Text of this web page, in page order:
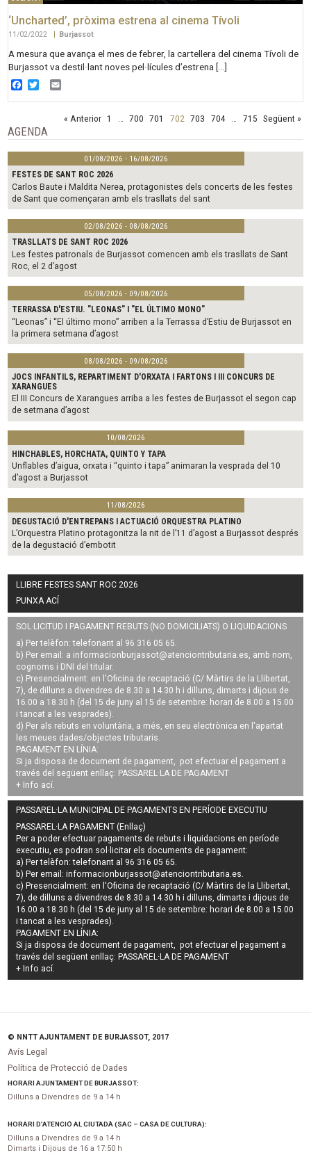
‘Uncharted’, pròxima estrena al cinema Tívoli
11/02/2022 | Burjassot
A mesura que avança el mes de febrer, la cartellera del cinema Tívoli de
Burjassot va destil·lant noves pel·lícules d’estrena […]
Facebook
Twitter
« Anterior 1 700 701 702 703 704 715 Següent »
AGENDA
01/08/2026 - 16/08/2026
FESTES DE SANT ROC 2026
Carlos Baute i Maldita Nerea, protagonistes dels concerts de les festes
de Sant que començaran amb els trasllats del sant
02/08/2026 - 08/08/2026
TRASLLATS DE SANT ROC 2026
Les festes patronals de Burjassot comencen amb els trasllats de Sant
Roc, el 2 d’agost
05/08/2026 - 09/08/2026
TERRASSA D'ESTIU. "LEONAS" I "EL ÚLTIMO MONO"
“Leonas” i “El último mono” arriben a la Terrassa d’Estiu de Burjassot en
la primera setmana d’agost
08/08/2026 - 09/08/2026
JOCS INFANTILS, REPARTIMENT D'ORXATA I FARTONS I III CONCURS DE
XARANGUES
El III Concurs de Xarangues arriba a les festes de Burjassot el segon cap
de setmana d’agost
10/08/2026
HINCHABLES, HORCHATA, QUINTO Y TAPA
Unflables d’aigua, orxata i “quinto i tapa” animaran la vesprada del 10
d’agost a Burjassot
11/08/2026
DEGUSTACIÓ D'ENTREPANS I ACTUACIÓ ORQUESTRA PLATINO
L’Orquestra Platino protagonitza la nit de l’11 d’agost a Burjassot després
de la degustació d’embotit
LLIBRE FESTES SANT ROC 2026
PUNXA ACÍ
SOL·LICITUD I PAGAMENT REBUTS (NO DOMICILIATS) O LIQUIDACIONS
a) Per telèfon: telefonant al 96 316 05 65.
b) Per email: a informacionburjassot@atenciontributaria.es , amb nom,
cognoms i DNI del titular.
c) Presencialment: en l'Oficina de recaptació (C/ Màrtirs de la Llibertat,
7), de dilluns a divendres de 8.30 a 14.30 h i dilluns, dimarts i dijous de
16.00 a 18.30 h (del 15 de juny al 15 de setembre: horari de 8.00 a 15.00
i tancat a les vesprades).
d) Per als rebuts en voluntària, a més, en seu electrònica en l'apartat
les meues dades/objectes tributaris.
PAGAMENT EN LÍNIA:
Si ja disposa de document de pagament, pot efectuar el pagament a
través del següent enllaç: PASSAREL·LA DE PAGAMENT
+ Info ací
PASSAREL·LA MUNICIPAL DE PAGAMENTS EN PERÍODE EXECUTIU
PASSAREL·LA PAGAMENT (Enllaç)
Per a poder efectuar pagaments derebuts i liquidacions en període
executiu, es podran sol·licitar els documents de pagament:
a) Per telèfon: telefonant al 96 316 05 65.
b) Per email:informacionburjassot@atenciontributaria.es.
c) Presencialment: en l'Oficina de recaptació (C/ Màrtirs de la Llibertat,
7), de dilluns a divendres de 8.30 a 14.30 h i dilluns, dimarts i dijous de
16.00 a 18.30 h (del 15 de juny al 15 de setembre: horari de 8.00 a 15.00
i tancat a les vesprades).
PAGAMENT EN LÍNIA:
Si ja disposa de document de pagament, pot efectuar el pagament a
través del següent enllaç: PASSAREL·LA DE PAGAMENT
+ Info ací.
© NNTT AJUNTAMENT DE BURJASSOT, 2017
Avís Legal
Política de Protecció de Dades
HORARI AJUNTAMENT DE BURJASSOT:
Dilluns a Divendres de 9 a 14 h
HORARI D’ATENCIÓ AL CIUTADÀ (SAC – CASA DE CULTURA):
Dilluns a Divendres de 9 a 14 h
Dimarts i Dijous de 16 a 17:50 h